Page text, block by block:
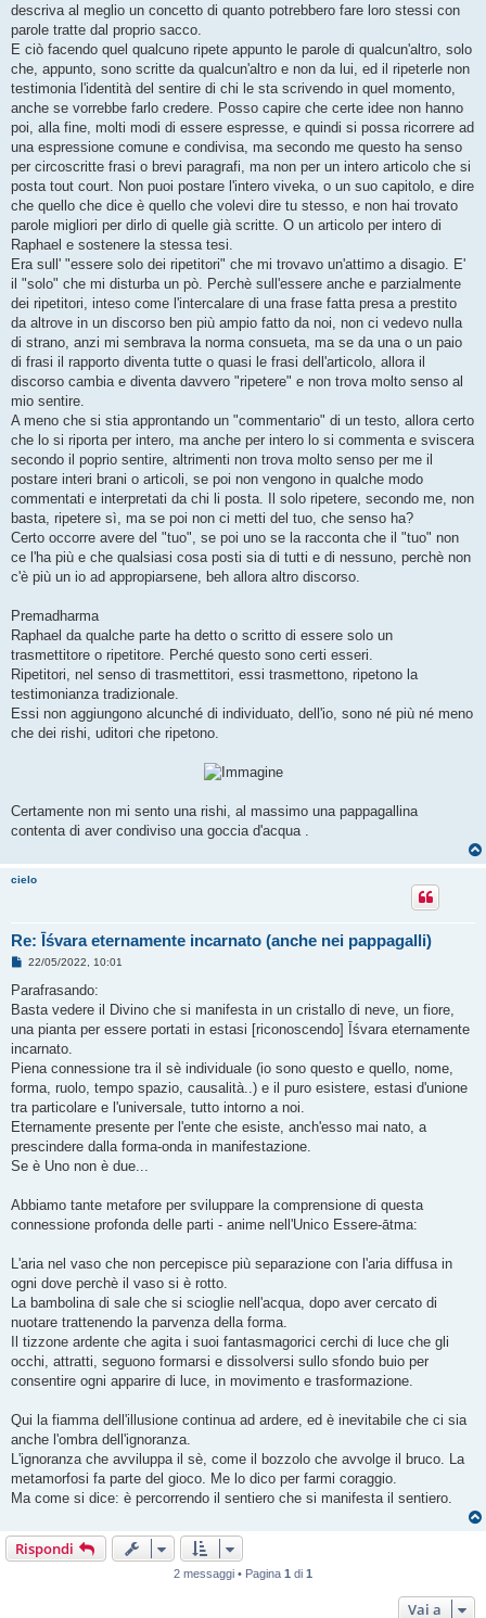
descriva al meglio un concetto di quanto potrebbero fare loro stessi con
parole tratte dal proprio sacco.
E ciò facendo quel qualcuno ripete appunto le parole di qualcun'altro, solo
che, appunto, sono scritte da qualcun'altro e non da lui, ed il ripeterle non
testimonia l'identità del sentire di chi le sta scrivendo in quel momento,
anche se vorrebbe farlo credere. Posso capire che certe idee non hanno
poi, alla fine, molti modi di essere espresse, e quindi si possa ricorrere ad
una espressione comune e condivisa, ma secondo me questo ha senso
per circoscritte frasi o brevi paragrafi, ma non per un intero articolo che si
posta tout court. Non puoi postare l'intero viveka, o un suo capitolo, e dire
che quello che dice è quello che volevi dire tu stesso, e non hai trovato
parole migliori per dirlo di quelle già scritte. O un articolo per intero di
Raphael e sostenere la stessa tesi.
Era sull' "essere solo dei ripetitori" che mi trovavo un'attimo a disagio. E'
il "solo" che mi disturba un pò. Perchè sull'essere anche e parzialmente
dei ripetitori, inteso come l'intercalare di una frase fatta presa a prestito
da altrove in un discorso ben più ampio fatto da noi, non ci vedevo nulla
di strano, anzi mi sembrava la norma consueta, ma se da una o un paio
di frasi il rapporto diventa tutte o quasi le frasi dell'articolo, allora il
discorso cambia e diventa davvero "ripetere" e non trova molto senso al
mio sentire.
A meno che si stia approntando un "commentario" di un testo, allora certo
che lo si riporta per intero, ma anche per intero lo si commenta e sviscera
secondo il poprio sentire, altrimenti non trova molto senso per me il
postare interi brani o articoli, se poi non vengono in qualche modo
commentati e interpretati da chi li posta. Il solo ripetere, secondo me, non
basta, ripetere sì, ma se poi non ci metti del tuo, che senso ha?
Certo occorre avere del "tuo", se poi uno se la racconta che il "tuo" non
ce l'ha più e che qualsiasi cosa posti sia di tutti e di nessuno, perchè non
c'è più un io ad appropiarsene, beh allora altro discorso.
Premadharma
Raphael da qualche parte ha detto o scritto di essere solo un
trasmettitore o ripetitore. Perché questo sono certi esseri.
Ripetitori, nel senso di trasmettitori, essi trasmettono, ripetono la
testimonianza tradizionale.
Essi non aggiungono alcunché di individuato, dell'io, sono né più né meno
che dei rishi, uditori che ripetono.
Certamente non mi sento una rishi, al massimo una pappagallina
contenta di aver condiviso una goccia d'acqua .
cielo
Re: Īśvara eternamente incarnato (anche nei pappagalli)
M
s
a
g
i
o
22/05/2022, 10:01
Parafrasando:
Basta vedere il Divino che si manifesta in un cristallo di neve, un fiore,
una pianta per essere portati in estasi [riconoscendo] Īśvara eternamente
incarnato.
Piena connessione tra il sè individuale (io sono questo e quello, nome,
forma, ruolo, tempo spazio, causalità..) e il puro esistere, estasi d'unione
tra particolare e l'universale, tutto intorno a noi.
Eternamente presente per l'ente che esiste, anch'esso mai nato, a
prescindere dalla forma-onda in manifestazione.
Se è Uno non è due...
Abbiamo tante metafore per sviluppare la comprensione di questa
connessione profonda delle parti - anime nell'Unico Essere-ātma:
L'aria nel vaso che non percepisce più separazione con l'aria diffusa in
ogni dove perchè il vaso si è rotto.
La bambolina di sale che si scioglie nell'acqua, dopo aver cercato di
nuotare trattenendo la parvenza della forma.
Il tizzone ardente che agita i suoi fantasmagorici cerchi di luce che gli
occhi, attratti, seguono formarsi e dissolversi sullo sfondo buio per
consentire ogni apparire di luce, in movimento e trasformazione.
Qui la fiamma dell'illusione continua ad ardere, ed è inevitabile che ci sia
anche l'ombra dell'ignoranza.
L'ignoranza che avviluppa il sè, come il bozzolo che avvolge il bruco. La
metamorfosi fa parte del gioco. Me lo dico per farmi coraggio.
Ma come si dice: è percorrendo il sentiero che si manifesta il sentiero.
Rispondi
2 messaggi • Pagina 1 di 1
Vai a